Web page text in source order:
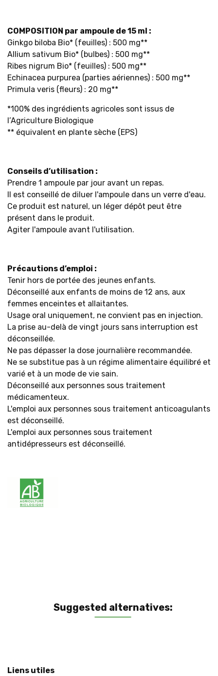
COMPOSITION par ampoule de 15 ml :
Ginkgo biloba Bio* (feuilles) : 500 mg**
Allium sativum Bio* (bulbes) : 500 mg**
Ribes nigrum Bio* (feuilles) : 500 mg**
Echinacea purpurea (parties aériennes) : 500 mg**
Primula veris (fleurs) : 20 mg**
*100% des ingrédients agricoles sont issus de
l’Agriculture Biologique
** équivalent en plante sèche (EPS)
Conseils d’utilisation :
Prendre 1 ampoule par jour avant un repas.
Il est conseillé de diluer l'ampoule dans un verre d'eau.
Ce produit est naturel, un léger dépôt peut être
présent dans le produit.
Agiter l'ampoule avant l'utilisation.
Précautions d’emploi :
Tenir hors de portée des jeunes enfants.
Déconseillé aux enfants de moins de 12 ans, aux
femmes enceintes et allaitantes.
Usage oral uniquement, ne convient pas en injection.
La prise au-delà de vingt jours sans interruption est
déconseillée.
Ne pas dépasser la dose journalière recommandée.
Ne se substitue pas à un régime alimentaire équilibré et
varié et à un mode de vie sain.
Déconseillé aux personnes sous traitement
médicamenteux.
L'emploi aux personnes sous traitement anticoagulants
est déconseillé.
L'emploi aux personnes sous traitement
antidépresseurs est déconseillé.
Suggested alternatives:
Liens utiles